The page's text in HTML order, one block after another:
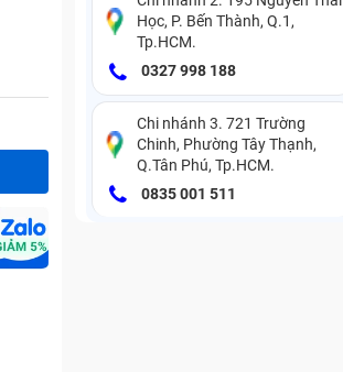
Học, P. Bến Thành, Q.1,
Tp.HCM.
0327 998 188
Chi nhánh 3. 721 Trường
Chinh, Phường Tây Thạnh,
Q.Tân Phú, Tp.HCM.
0835 001 511